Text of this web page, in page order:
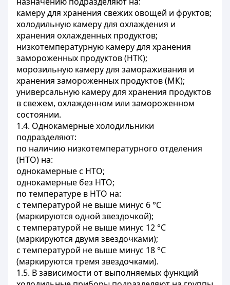
камеру для хранения свежих овощей и фруктов;
холодильную камеру для охлаждения и
хранения охлажденных продуктов;
низкотемпературную камеру для хранения
замороженных продуктов (НТК);
морозильную камеру для замораживания и
хранения замороженных продуктов (МК);
универсальную камеру для хранения продуктов
в свежем, охлажденном или замороженном
состоянии.
1.4. Однокамерные холодильники
подразделяют:
по наличию низкотемпературного отделения
(НТО) на:
однокамерные с НТО;
однокамерные без НТО;
по температуре в НТО на:
с температурой не выше минус 6 °С
(маркируются одной звездочкой);
с температурой не выше минус 12 °С
(маркируются двумя звездочками);
с температурой не выше минус 18 °С
(маркируются тремя звездочками).
1.5. В зависимости от выполняемых функций